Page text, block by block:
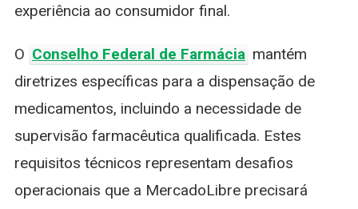
experiência ao consumidor final.
O Conselho Federal de Farmácia mantém
diretrizes específicas para a dispensação de
medicamentos, incluindo a necessidade de
supervisão farmacêutica qualificada. Estes
requisitos técnicos representam desafios
operacionais que a MercadoLibre precisará